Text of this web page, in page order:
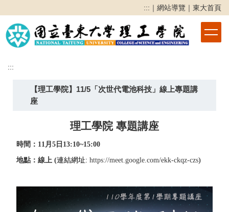
到
主
要
區
::: ｜ 網站導覽 ｜ 東大首頁
:::
【理工學院】11/5「次世代電池科技」線上專題講
座
理工學院 專題講座
時間： 11 月5日13:10~15:00
地點： 線上 (連結網址: https://meet.google.com/ekk-ckqz-czs)